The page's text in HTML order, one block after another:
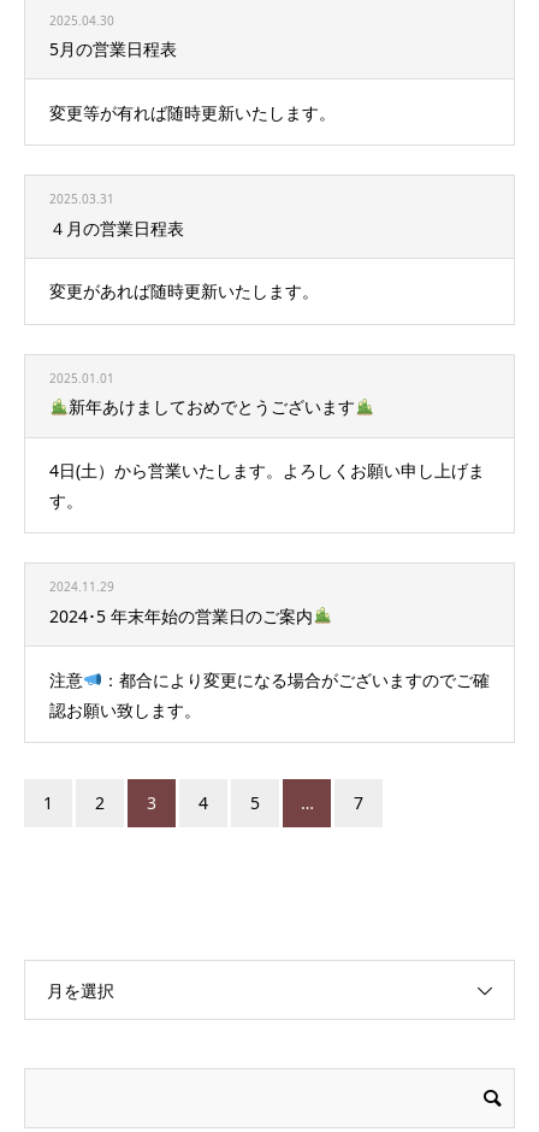
2025.04.30
5月の営業日程表
変更等が有れば随時更新いたします。
2025.03.31
４月の営業日程表
変更があれば随時更新いたします。
2025.01.01
新年あけましておめでとうございます
4日(土）から営業いたします。よろしくお願い申し上げま
す。
2024.11.29
2024･5 年末年始の営業日のご案内
注意
：都合により変更になる場合がございますのでご確
認お願い致します。
1 2 3 4 5 … 7
月を選択